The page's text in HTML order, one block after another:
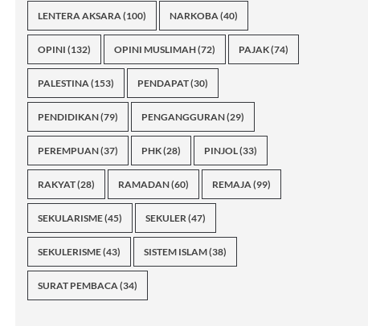
LENTERA AKSARA(100) NARKOBA(40)
OPINI (132) OPINI MUSLIMAH(72) PAJAK(74)
PALESTINA(153) PENDAPAT(30)
PENDIDIKAN(79) PENGANGGURAN(29)
PEREMPUAN(37) PHK(28) PINJOL(33)
RAKYAT(28) RAMADAN(60) REMAJA(99)
SEKULARISME(45) SEKULER(47)
SEKULERISME(43) SISTEM ISLAM(38)
SURAT PEMBACA(34)